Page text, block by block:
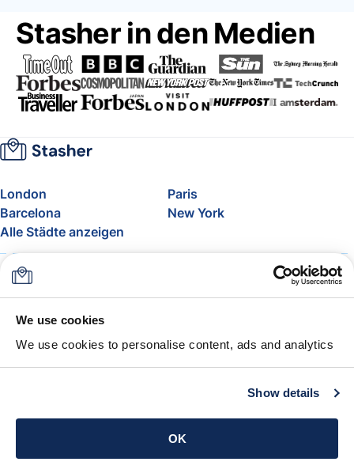
We use cookies
We use cookies to personalise content, ads and analytics
Show details
OK
Stasher in den Medien
London
Paris
Barcelona
New York
Alle Städte anzeigen
Über uns
FAQ
Support
Blog
Freigepäck bei Airlines
Die Stasher-Garantie
AGB
App holen